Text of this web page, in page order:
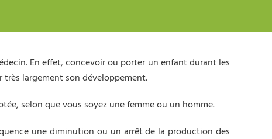
En effet, concevoir ou porter un enfant durant les
largement son développement.
selon que vous soyez une femme ou un homme.
une diminution ou un arrêt de la production des